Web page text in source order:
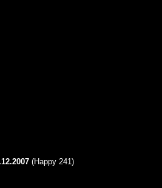
(Happy 241)